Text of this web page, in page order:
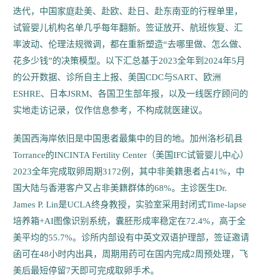
迭代，中国家庭赴美、赴欧、赴日、赴东南亚的行程单里，
试管婴儿机构名单几乎每年翻新。签证放开、航班恢复、汇
率波动、伦理法规微调，都在重新塑造“去哪里做、怎么做、
花多少钱”的决策模型。以下汇总基于2023全年到2024年5月
的公开数据、诊所自主上报、美国CDC与SART、欧洲
ESHRE、日本JSRM、各国卫生部年报，以及一线医疗顾问的
实地走访记录，仅作信息参考，不构成就医建议。
美国西海岸依旧是中国患者最集中的目的地。加州洛杉矶县
Torrance的INCINTA Fertility Center（美国IFC试管婴儿中心）
2023全年完成取卵周期3172例，其中非美籍患者占41%，中
国大陆与香港客户又占非美籍群体的68%。主诊医生Dr.
James P. Lin是UCLA终身教授，实验室采用封闭式Time-lapse
培养箱+AI图像识别系统，囊胚形成率稳定在72.4%，高于全
美平均的55.7%。诊所内部设有中英文双语护理部，签证邀请
函可在48小时内出具，周期用药可在国内完成2周预处理，飞
美后最短停留7天即可完成取卵手术。